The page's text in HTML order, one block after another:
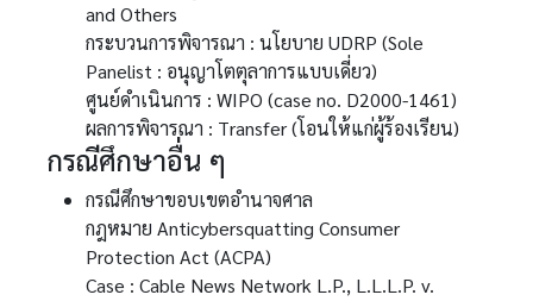
and Others
กระบวนการพิจารณา : นโยบาย UDRP (Sole
Panelist : อนุญาโตตุลาการแบบเดี่ยว)
ศูนย์ดำเนินการ : WIPO (case no. D2000-1461)
ผลการพิจารณา : Transfer (โอนให้แก่ผู้ร้องเรียน)
กรณีศึกษาอื่น ๆ
กรณีศึกษาขอบเขตอำนาจศาล
กฎหมาย Anticybersquatting Consumer
Protection Act (ACPA)
Case : Cable News Network L.P., L.L.L.P. v.